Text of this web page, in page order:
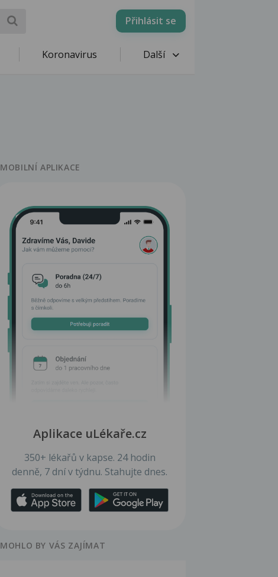
Přihlásit se
Koronavirus Další
MOBILNÍ APLIKACE
Aplikace uLékaře.cz
350+ lékařů v kapse. 24 hodin
denně, 7 dní v týdnu. Stahujte dnes.
MOHLO BY VÁS ZAJÍMAT